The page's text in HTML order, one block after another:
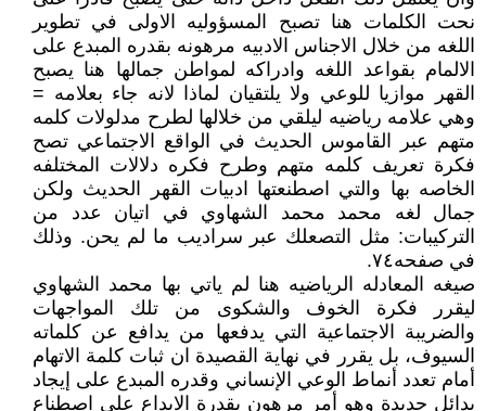
نحت الكلمات هنا تصبح المسؤوليه الاولى في تطوير
اللغه من خلال الاجناس الادبيه مرهونه بقدره المبدع على
الالمام بقواعد اللغه وادراكه لمواطن جمالها هنا يصبح
القهر موازيا للوعي ولا يلتقيان لماذا لانه جاء بعلامه =
وهي علامه رياضيه ليلقي من خلالها لطرح مدلولات كلمه
متهم عبر القاموس الحديث في الواقع الاجتماعي تصح
فكرة تعريف كلمه متهم وطرح فكره دلالات المختلفه
الخاصه بها والتي اصطنعتها ادبيات القهر الحديث ولكن
جمال لغه محمد محمد الشهاوي في اتيان عدد من
التركيبات: مثل التصعلك عبر سراديب ما لم يحن. وذلك
في صفحه٧٤.
صيغه المعادله الرياضيه هنا لم ياتي بها محمد الشهاوي
ليقرر فكرة الخوف والشكوى من تلك المواجهات
والضريبة الاجتماعية التي يدفعها من يدافع عن كلماته
السيوف، بل يقرر في نهاية القصيدة ان ثبات كلمة الاتهام
أمام تعدد أنماط الوعي الإنساني وقدره المبدع على إيجاد
بدائل جديدة وهو أمر مرهون بقدرة الابداع على اصطناع